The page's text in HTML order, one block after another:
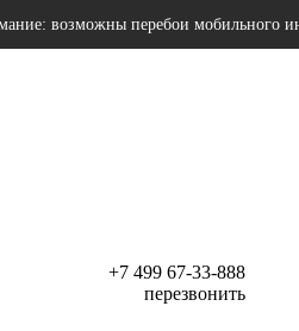
возможны перебои мобильного
+7 499 67-33-888
перезвонить